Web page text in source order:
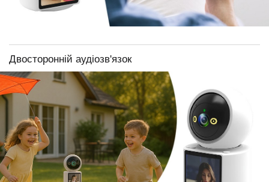
Двосторонній аудіозв'язок